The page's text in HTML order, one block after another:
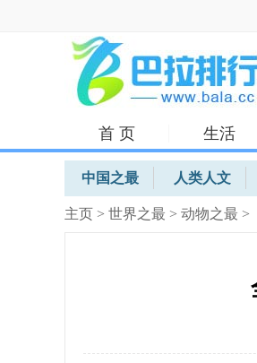
首 页 生活
体育
中国之最 人类人文
主页 > 世界之最 > 动物之最 >